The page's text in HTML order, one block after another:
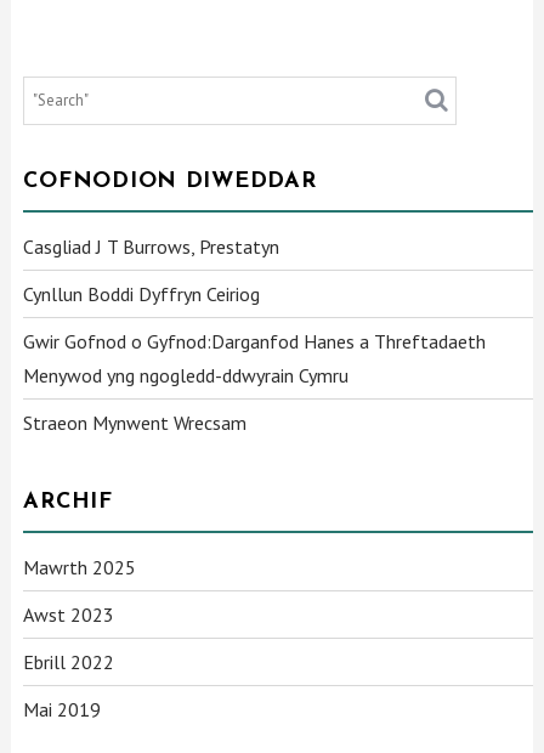
COFNODION DIWEDDAR
Casgliad J T Burrows, Prestatyn
Cynllun Boddi Dyffryn Ceiriog
Gwir Gofnod o Gyfnod:Darganfod Hanes a Threftadaeth
Menywod yng ngogledd-ddwyrain Cymru
Straeon Mynwent Wrecsam
ARCHIF
Mawrth 2025
Awst 2023
Ebrill 2022
Mai 2019